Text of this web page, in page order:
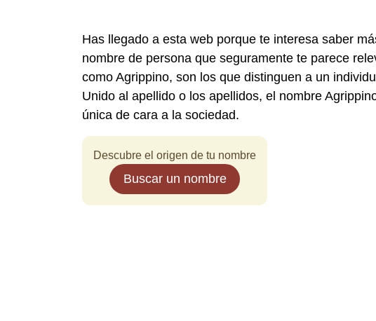
Has llegado a esta web porque te interesa saber
nombre de persona que seguramente te parece
como Agrippino, son los que distinguen a un
Unido al apellido o los apellidos, el nombre
única de cara a la sociedad.
Descubre el origen de tu nombre
Buscar un nombre